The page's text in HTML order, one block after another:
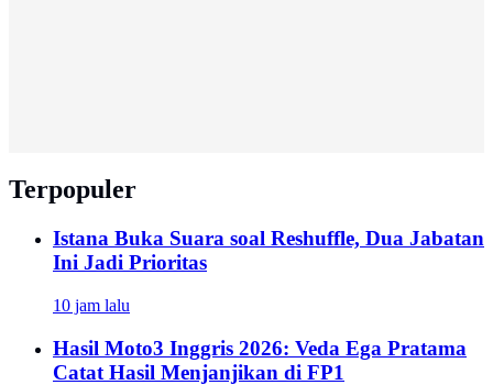
Terpopuler
Istana Buka Suara soal Reshuffle, Dua Jabatan
Ini Jadi Prioritas
10 jam lalu
Hasil Moto3 Inggris 2026: Veda Ega Pratama
Catat Hasil Menjanjikan di FP1